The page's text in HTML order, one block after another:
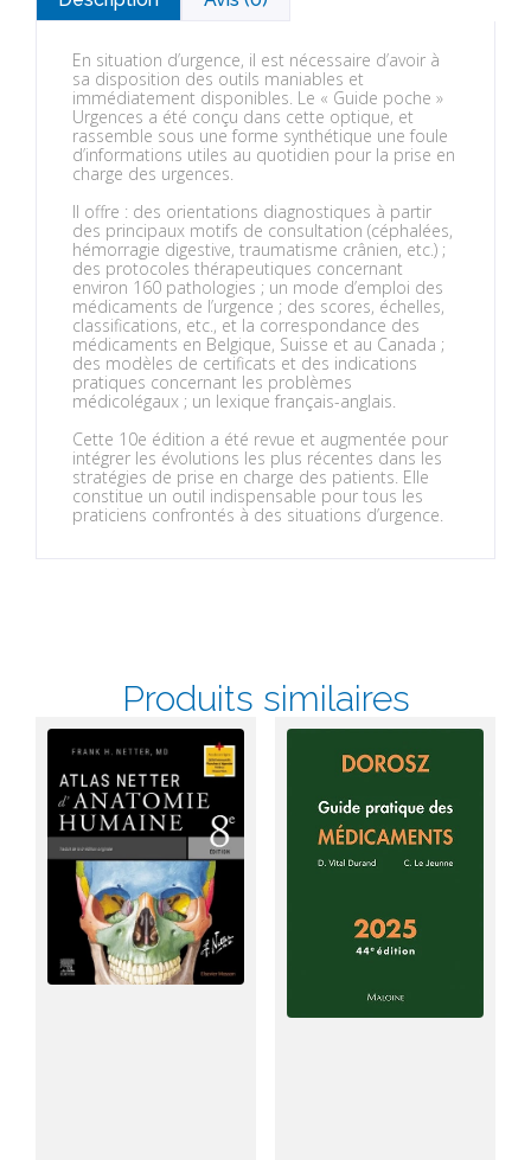
En situation d’urgence, il est nécessaire d’avoir à
sa disposition des outils maniables et
immédiatement disponibles. Le « Guide poche »
Urgences a été conçu dans cette optique, et
rassemble sous une forme synthétique une foule
d’informations utiles au quotidien pour la prise en
charge des urgences.
Il offre : des orientations diagnostiques à partir
des principaux motifs de consultation (céphalées,
hémorragie digestive, traumatisme crânien, etc.) ;
des protocoles thérapeutiques concernant
environ 160 pathologies ; un mode d’emploi des
médicaments de l’urgence ; des scores, échelles,
classifications, etc., et la correspondance des
médicaments en Belgique, Suisse et au Canada ;
des modèles de certificats et des indications
pratiques concernant les problèmes
médicolégaux ; un lexique français-anglais.
Cette 10e édition a été revue et augmentée pour
intégrer les évolutions les plus récentes dans les
stratégies de prise en charge des patients. Elle
constitue un outil indispensable pour tous les
praticiens confrontés à des situations d’urgence.
Produits similaires